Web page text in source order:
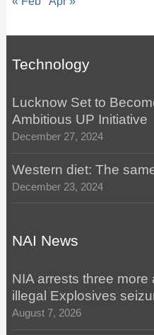
Technology
Lucknow Set to
Ambitious UP Initiative
December 27, 2024
Western diet: The
December 23, 2024
NAI News
NIA arrests three
illegal Explosives
August 7, 2026